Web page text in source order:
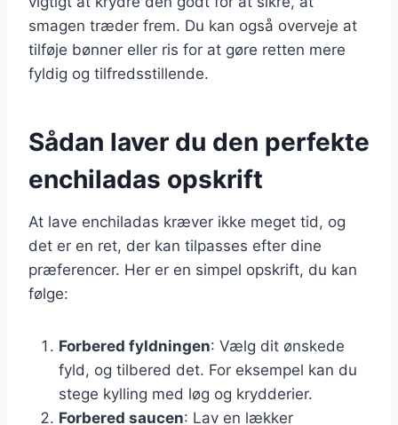
smagen træder frem. Du kan også overveje at
tilføje bønner eller ris for at gøre retten mere
fyldig og tilfredsstillende.
Sådan laver du den perfekte
enchiladas opskrift
At lave enchiladas kræver ikke meget tid, og
det er en ret, der kan tilpasses efter dine
præferencer. Her er en simpel opskrift, du kan
følge:
Forbered fyldningen: Vælg dit ønskede
fyld, og tilbered det. For eksempel kan du
stege kylling med løg og krydderier.
Forbered saucen: Lav en lækker